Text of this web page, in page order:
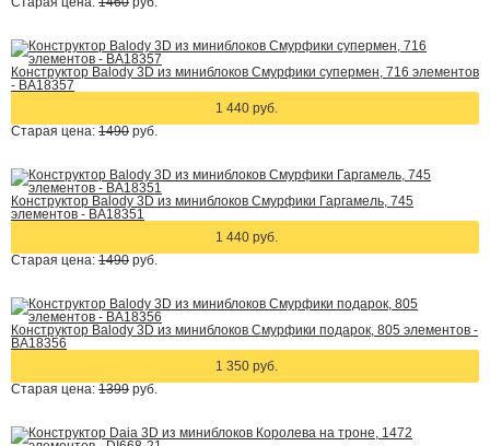
Конструктор Balody 3D из миниблоков Смурфики супермен, 716 элементов
- BA18357
1 440 руб.
Старая цена: 1490 руб.
Конструктор Balody 3D из миниблоков Смурфики Гаргамель, 745
элементов - BA18351
1 440 руб.
Старая цена: 1490 руб.
Конструктор Balody 3D из миниблоков Смурфики подарок, 805 элементов -
BA18356
1 350 руб.
Старая цена: 1399 руб.